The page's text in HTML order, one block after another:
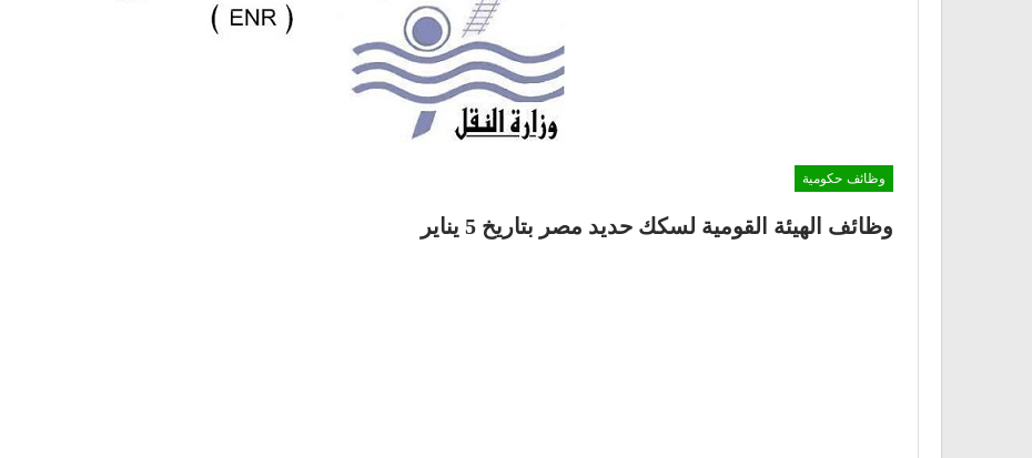
وظائف حكومية
وظائف الهيئة القومية لسكك حديد مصر بتاريخ 5 يناير